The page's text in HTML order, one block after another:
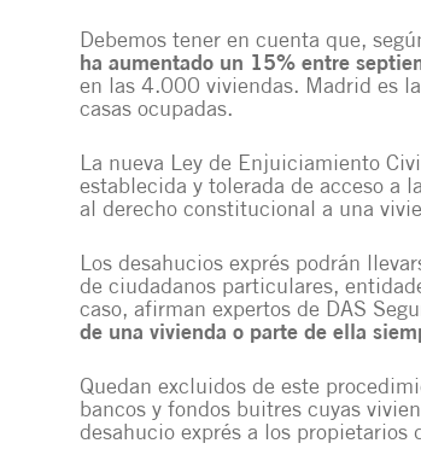
Debemos tener en cuenta que,
ha aumentado un 15% entre
en las 4.000 viviendas. Madrid es
casas ocupadas.
La nueva Ley de Enjuiciamiento
establecida y tolerada de acceso a
al derecho constitucional a una
Los desahucios exprés podrán
de ciudadanos particulares,
caso, afirman expertos de DAS
de una vivienda o parte de ella
Quedan excluidos de este
bancos y fondos buitres cuyas
desahucio exprés a los